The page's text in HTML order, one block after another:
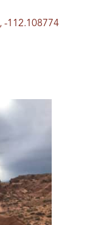
-112.108774